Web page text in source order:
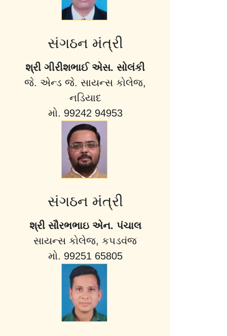
સંગઠન મંત્રી
શ્રી ગીરીશભાઈ એસ. સોલંકી
જે. એન્ડ જે. સાયન્સ કોલેજ,
નડિયાદ
મો. 99242 94953
સંગઠન મંત્રી
શ્રી સૌરભભાઇ એન. પંચાલ
સાયન્સ કોલેજ, કપડવંજ
મો. 99251 65805